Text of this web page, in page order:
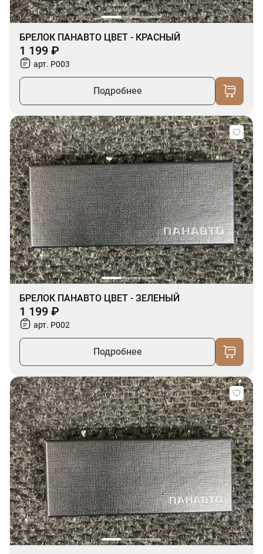
БРЕЛОК ПАНАВТО ЦВЕТ - КРАСНЫЙ
1 199 ₽
арт. P003
Подробнее
БРЕЛОК ПАНАВТО ЦВЕТ - ЗЕЛЕНЫЙ
1 199 ₽
арт. P002
Подробнее